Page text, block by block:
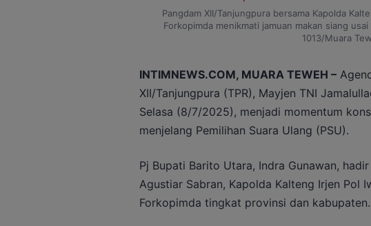
Pangdam XII/Tanjungpura bersama Kapolda
Forkopimda menikmati jamuan makan siang
1013/Muara
INTIMNEWS.COM, MUARA TEWEH –
XII/Tanjungpura (TPR), Mayjen TNI
Selasa (8/7/2025), menjadi momentum
menjelang Pemilihan Suara Ulang (PSU).
Pj Bupati Barito Utara, Indra Gunawan,
Agustiar Sabran, Kapolda Kalteng Irjen Pol
Forkopimda tingkat provinsi dan kabupaten.